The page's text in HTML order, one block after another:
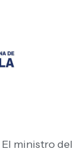
El ministro del